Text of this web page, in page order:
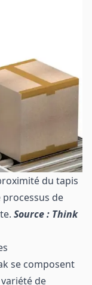
du tapis
de
Source : Think
se composent
de